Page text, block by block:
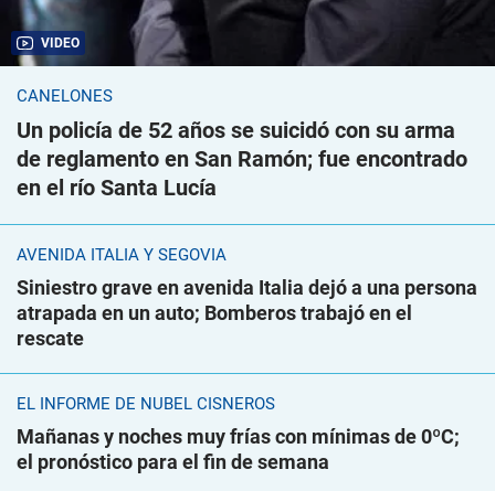
VIDEO
CANELONES
Un policía de 52 años se suicidó con su arma
de reglamento en San Ramón; fue encontrado
en el río Santa Lucía
AVENIDA ITALIA Y SEGOVIA
Siniestro grave en avenida Italia dejó a una persona
atrapada en un auto; Bomberos trabajó en el
rescate
EL INFORME DE NUBEL CISNEROS
Mañanas y noches muy frías con mínimas de 0ºC;
el pronóstico para el fin de semana